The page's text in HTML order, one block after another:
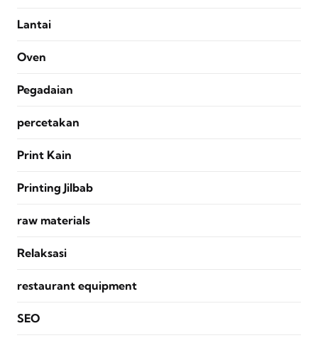
Lantai
Oven
Pegadaian
percetakan
Print Kain
Printing Jilbab
raw materials
Relaksasi
restaurant equipment
SEO